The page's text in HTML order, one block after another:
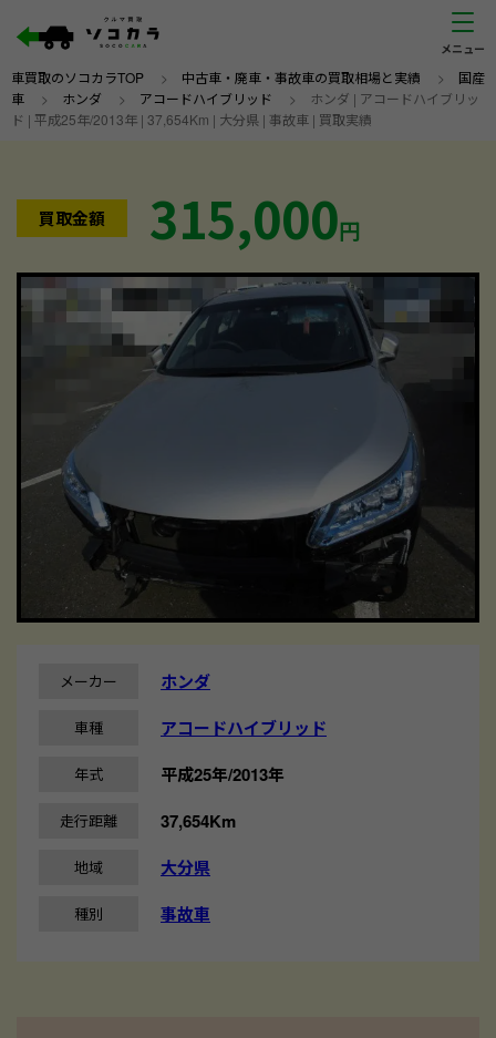
車買取のソコカラTOP > 中古車・廃車・事故車の買取相場と実績 > 国産
車 > ホンダ > アコードハイブリッド >
ホンダ | アコードハイブリッ
ド | 平成25年/2013年 | 37,654Km | 大分県 | 事故車 | 買取実績
買取金額 315,000円
メーカー ホンダ
車種 アコードハイブリッド
年式 平成25年/2013年
走行距離 37,654Km
地域 大分県
種別 事故車